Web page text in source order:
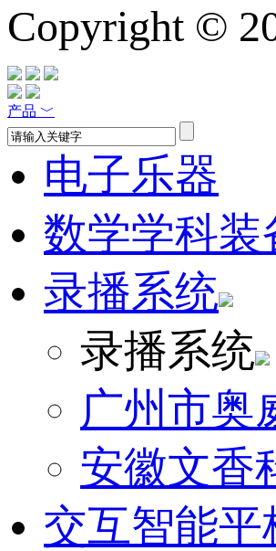
Copyright ©
产品 ﹀
电子乐器
数学学科装
录播系统
录播系统
广州市奥
安徽文香
交互智能平